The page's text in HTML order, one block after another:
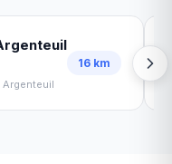
Argenteuil
16 km